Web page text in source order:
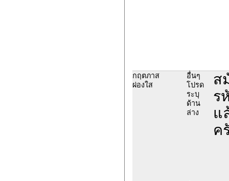
กฤตภาส
ผ่องใส
อื่นๆ
โปรด
ระบุ
ด้าน
ล่าง
ส
ร
แ
ค